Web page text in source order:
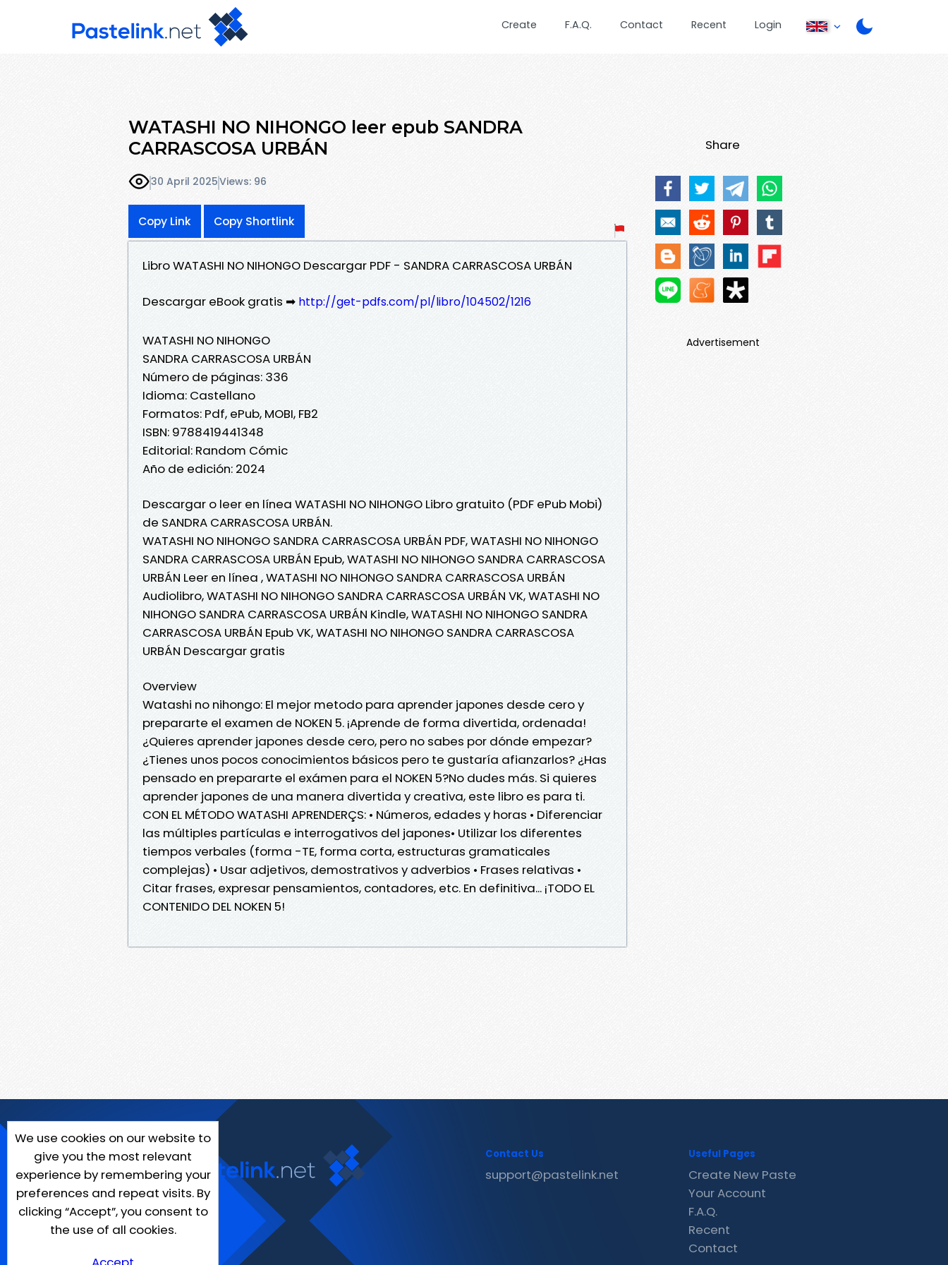
Create F.A.Q. Contact Recent Login
WATASHI NO NIHONGO leer epub SANDRA
CARRASCOSA URBÁN
30 April 2025Views: 96
Copy Link Copy Shortlink
Libro WATASHI NO NIHONGO Descargar PDF - SANDRA CARRASCOSA URBÁN
Descargar eBook gratis ➡ http://get-pdfs.com/pl/libro/104502/1216
WATASHI NO NIHONGO
SANDRA CARRASCOSA URBÁN
Número de páginas: 336
Idioma: Castellano
Formatos: Pdf, ePub, MOBI, FB2
ISBN: 9788419441348
Editorial: Random Cómic
Año de edición: 2024
Descargar o leer en línea WATASHI NO NIHONGO Libro gratuito (PDF ePub Mobi)
de SANDRA CARRASCOSA URBÁN.
WATASHI NO NIHONGO SANDRA CARRASCOSA URBÁN PDF, WATASHI NO NIHONGO
SANDRA CARRASCOSA URBÁN Epub, WATASHI NO NIHONGO SANDRA CARRASCOSA
URBÁN Leer en línea , WATASHI NO NIHONGO SANDRA CARRASCOSA URBÁN
Audiolibro, WATASHI NO NIHONGO SANDRA CARRASCOSA URBÁN VK, WATASHI NO
NIHONGO SANDRA CARRASCOSA URBÁN Kindle, WATASHI NO NIHONGO SANDRA
CARRASCOSA URBÁN Epub VK, WATASHI NO NIHONGO SANDRA CARRASCOSA
URBÁN Descargar gratis
Overview
Watashi no nihongo: El mejor metodo para aprender japones desde cero y
prepararte el examen de NOKEN 5. ¡Aprende de forma divertida, ordenada!
¿Quieres aprender japones desde cero, pero no sabes por dónde empezar?
¿Tienes unos pocos conocimientos básicos pero te gustaría afianzarlos? ¿Has
pensado en prepararte el exámen para el NOKEN 5?No dudes más. Si quieres
aprender japones de una manera divertida y creativa, este libro es para ti.
CON EL MÉTODO WATASHI APRENDERÇS: • Números, edades y horas • Diferenciar
las múltiples partículas e interrogativos del japones• Utilizar los diferentes
tiempos verbales (forma -TE, forma corta, estructuras gramaticales
complejas) • Usar adjetivos, demostrativos y adverbios • Frases relativas •
Citar frases, expresar pensamientos, contadores, etc. En definitiva... ¡TODO EL
CONTENIDO DEL NOKEN 5!
Share
Advertisement
We use cookies on our website to
give you the most relevant
experience by remembering your
preferences and repeat visits. By
clicking “Accept”, you consent to
the use of all cookies.
Contact Us
support@pastelink.net
Useful Pages
Create New Paste
Your Account
F.A.Q.
Recent
Contact